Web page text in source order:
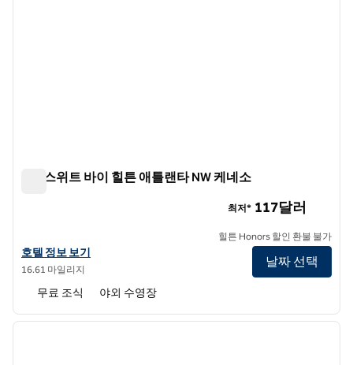
홈2 스위트 바이 힐튼 애틀랜타 NW 케네소
홈2 스위트 바이 힐튼 애틀랜타 NW 케네소의 호텔 정보 보기
호텔 정보 보기
16.61 마일리지
최저* 117달러
힐튼 Honors 할인 환불 불가
날짜 선택
무료 조식 야외 수영장
1/11
다음